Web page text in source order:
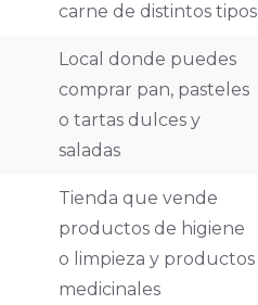
carne de distintos tipos
Local donde puedes
comprar pan, pasteles
o tartas dulces y
saladas
Tienda que vende
productos de higiene
o limpieza y productos
medicinales